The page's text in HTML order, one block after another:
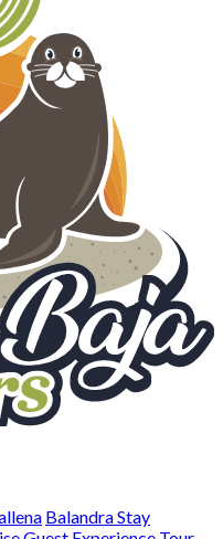
Balandra Stay